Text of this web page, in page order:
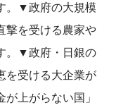
。▼政府の大規模
撃を受ける農家や
。▼政府・日銀の
を受ける大企業が
上がらない国」